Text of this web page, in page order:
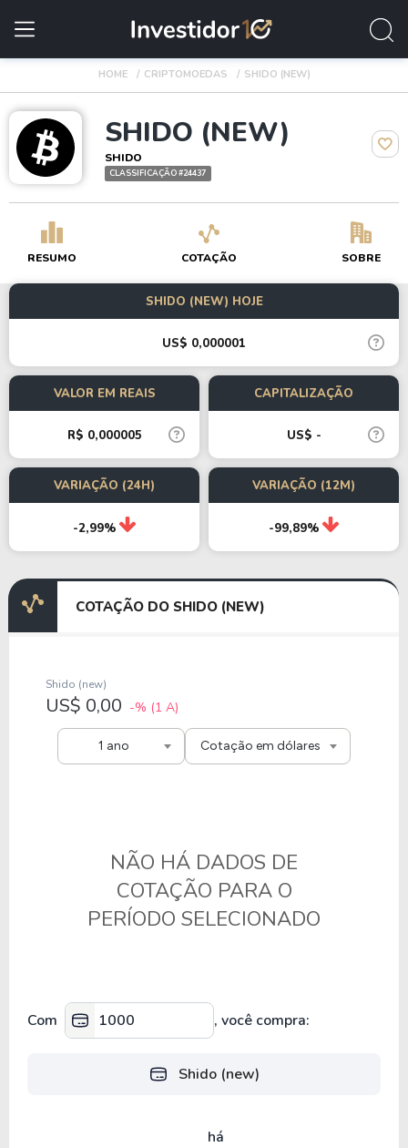
HOME CRIPTOMOEDAS SHIDO (NEW)
SHIDO (NEW)
SHIDO
CLASSIFICAÇÃO #24437
RESUMO COTAÇÃO SOBRE
SHIDO (NEW) HOJE
US$ 0,000001
VALOR EM REAIS
R$ 0,000005
CAPITALIZAÇÃO
US$ -
VARIAÇÃO (24H)
-2,99%
VARIAÇÃO (12M)
-99,89%
COTAÇÃO DO SHIDO (NEW)
1 ano
Shido (new)
US$ 0,00 -% (1 A)
Cotação em dólares
NÃO HÁ DADOS DE
COTAÇÃO PARA O
PERÍODO SELECIONADO
Com , você compra:
Shido (new)
há